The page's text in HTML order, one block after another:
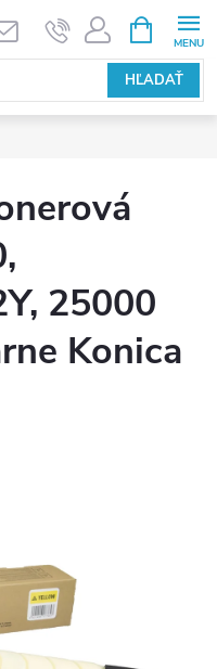
HĽADAŤ
KOŠÍK
25000
Konica